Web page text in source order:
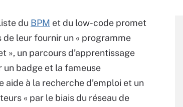
du BPM et du low-code promet
leur fournir un « programme
», un parcours d’apprentissage
un badge et la fameuse
aide à la recherche d’emploi et un
« par le biais du réseau de